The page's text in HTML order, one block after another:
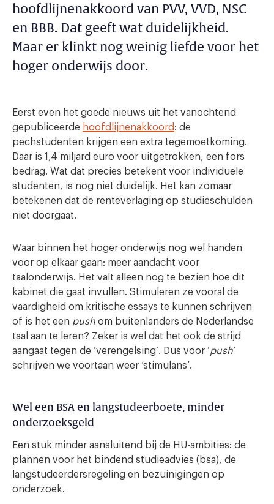
hoofdlijnenakkoord van PVV, VVD, NSC
en BBB. Dat geeft wat duidelijkheid.
Maar er klinkt nog weinig liefde voor het
hoger onderwijs door.
Eerst even het goede nieuws uit het vanochtend
gepubliceerde hoofdlijnenakkoord: de
pechstudenten krijgen een extra tegemoetkoming.
Daar is 1,4 miljard euro voor uitgetrokken, een fors
bedrag. Wat dat precies betekent voor individuele
studenten, is nog niet duidelijk. Het kan zomaar
betekenen dat de renteverlaging op studieschulden
niet doorgaat.
Waar binnen het hoger onderwijs nog wel handen
voor op elkaar gaan: meer aandacht voor
taalonderwijs. Het valt alleen nog te bezien hoe dit
kabinet die gaat invullen. Stimuleren ze vooral de
vaardigheid om kritische essays te kunnen schrijven
of is het een push om buitenlanders de Nederlandse
taal aan te leren? Zeker is wel dat het ook de strijd
aangaat tegen de ‘verengelsing’. Dus voor ‘push‘
schrijven we voortaan weer ‘stimulans’.
Wel een BSA en langstudeerboete, minder
onderzoeksgeld
Een stuk minder aansluitend bij de HU-ambities: de
plannen voor het bindend studieadvies (bsa), de
langstudeerdersregeling en bezuinigingen op
onderzoek.